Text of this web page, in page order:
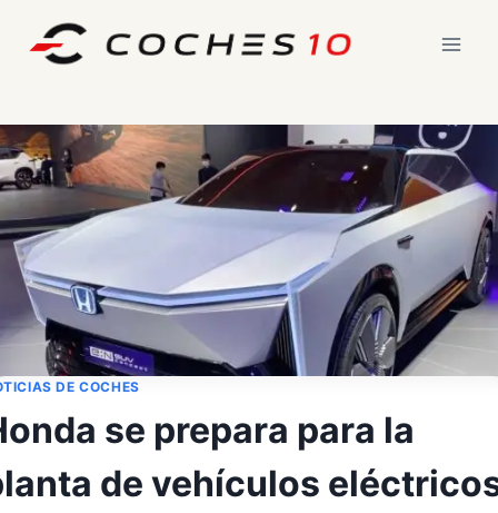
DE COCHES
se prepara para la
de vehículos